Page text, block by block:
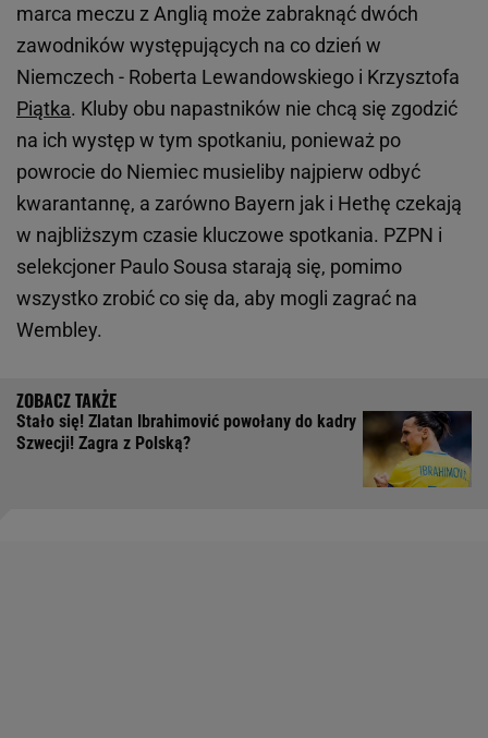
marca meczu z Anglią może zabraknąć dwóch
zawodników występujących na co dzień w
Niemczech - Roberta Lewandowskiego i Krzysztofa
Piątka. Kluby obu napastników nie chcą się zgodzić
na ich występ w tym spotkaniu, ponieważ po
powrocie do Niemiec musieliby najpierw odbyć
kwarantannę, a zarówno Bayern jak i Hethę czekają
w najbliższym czasie kluczowe spotkania. PZPN i
selekcjoner Paulo Sousa starają się, pomimo
wszystko zrobić co się da, aby mogli zagrać na
Wembley.
Stało się! Zlatan Ibrahimović powołany do kadry
Szwecji! Zagra z Polską?